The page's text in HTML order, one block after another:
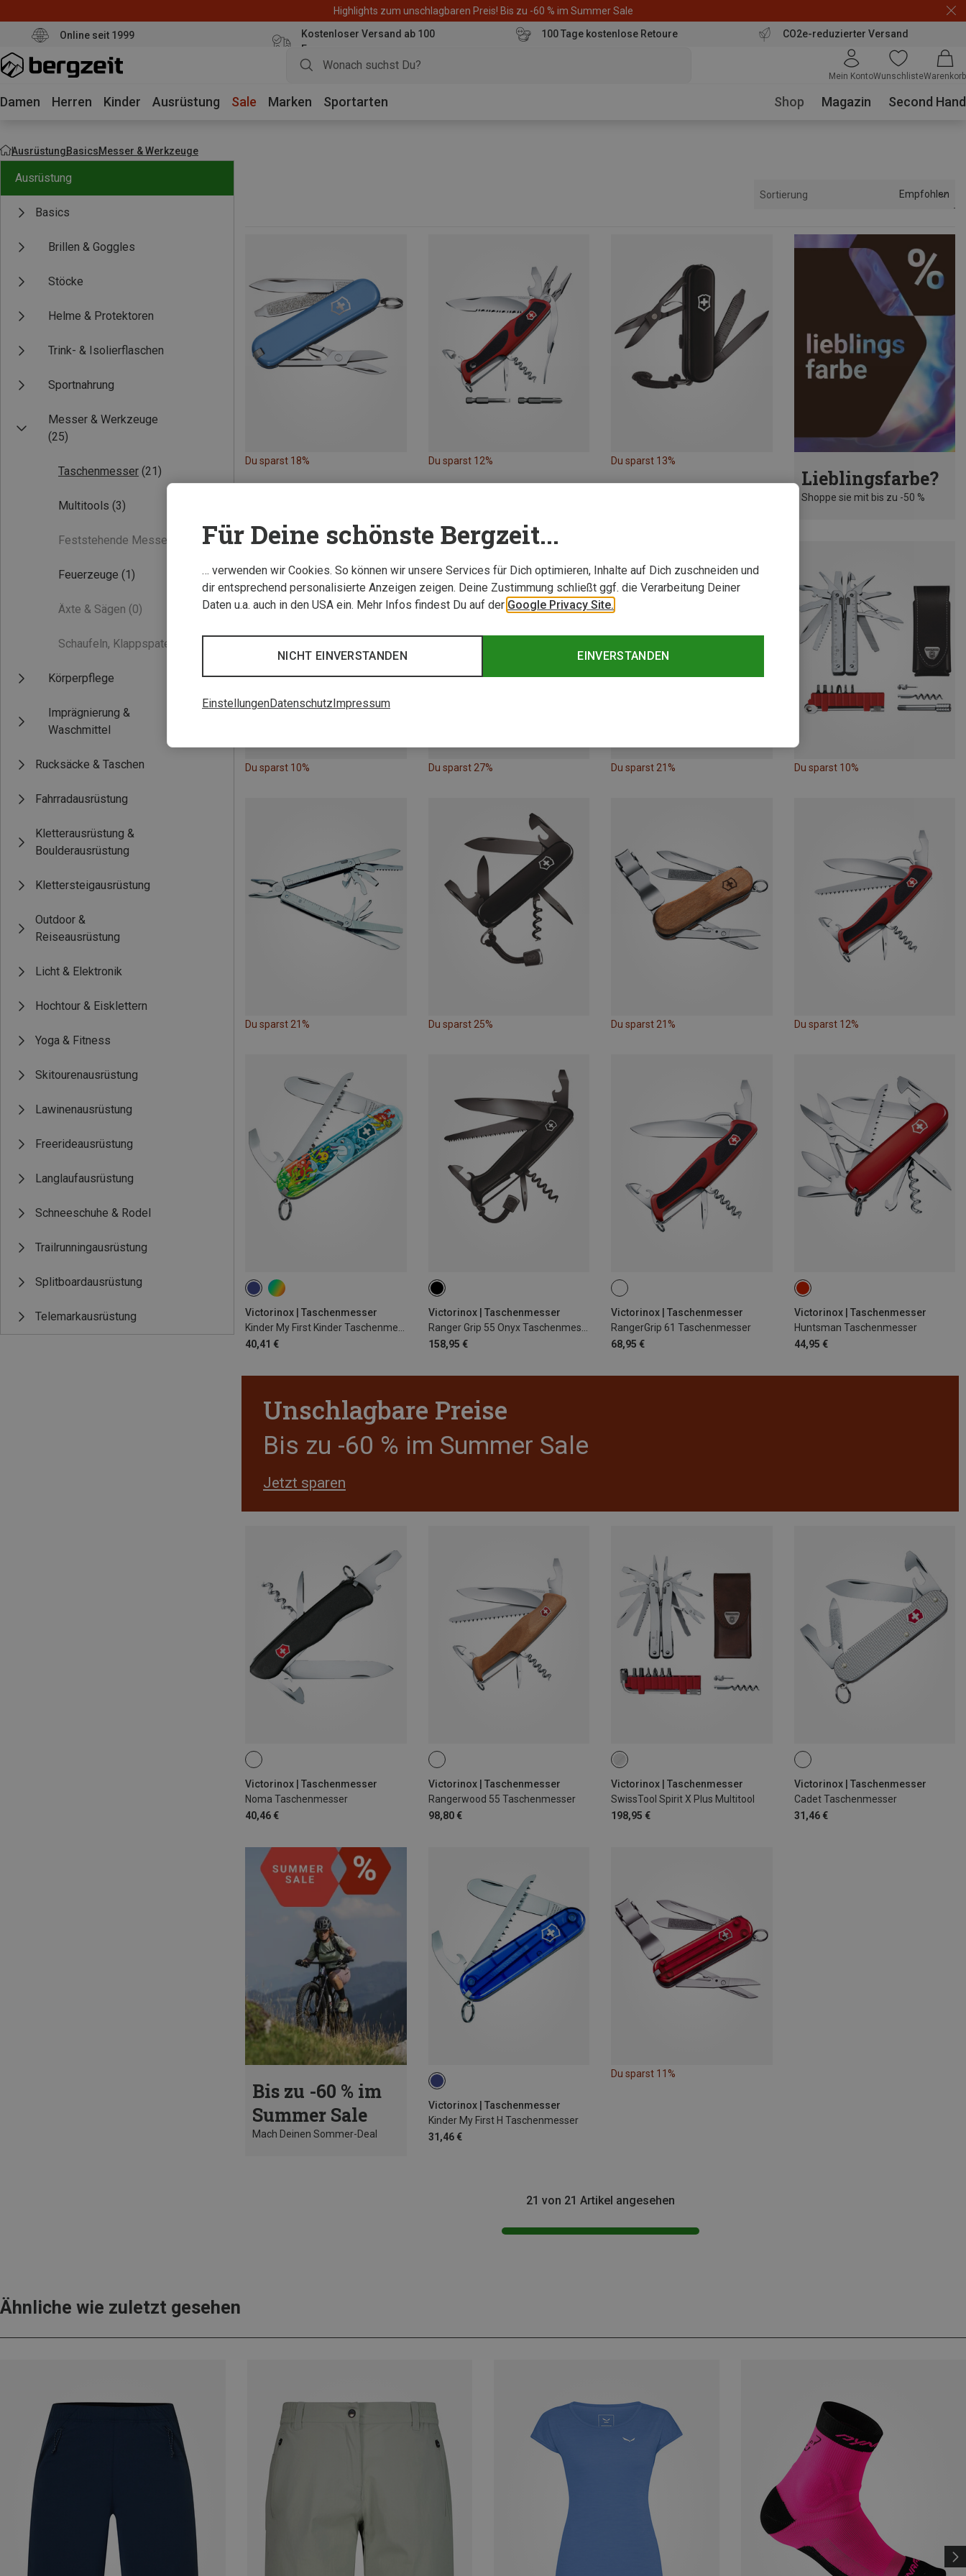
Highlights zum unschlagbaren Preis! Bis zu -60 % im Summer Sale
Online seit 1999
Kostenloser Versand ab 100
Euro
100 Tage kostenlose Retoure CO2e-reduzierter Versand
Mein KontoWunschlisteWarenkorb
Damen Herren Kinder Ausrüstung Sale Marken Sportarten Shop Magazin Second Hand
AusrüstungBasicsMesser & Werkzeuge
Ausrüstung
Basics
Brillen & Goggles
Stöcke
Helme & Protektoren
Trink- & Isolierflaschen
Sportnahrung
Messer & Werkzeuge
(25)
Taschenmesser (21)
Multitools (3)
Feststehende Messer
Feuerzeuge (1)
Äxte & Sägen (0)
Schaufeln, Klappspaten
Körperpflege
Imprägnierung &
Waschmittel
Rucksäcke & Taschen
Fahrradausrüstung
Kletterausrüstung &
Boulderausrüstung
Klettersteigausrüstung
Outdoor &
Reiseausrüstung
Licht & Elektronik
Hochtour & Eisklettern
Yoga & Fitness
Skitourenausrüstung
Lawinenausrüstung
Freerideausrüstung
Langlaufausrüstung
Schneeschuhe & Rodel
Trailrunningausrüstung
Splitboardausrüstung
Telemarkausrüstung
Sortierung Empfohlen
Du sparst 18% Du sparst 12% Du sparst 13%
Lieblingsfarbe?
Shoppe sie mit bis zu -50 %
Du sparst 10% Du sparst 27% Du sparst 21% Du sparst 10%
Du sparst 21% Du sparst 25% Du sparst 21% Du sparst 12%
Victorinox | Taschenmesser
Kinder My First Kinder Taschenmesser
40,41 €
Victorinox | Taschenmesser
Ranger Grip 55 Onyx Taschenmesser
158,95 €
Victorinox | Taschenmesser
RangerGrip 61 Taschenmesser
68,95 €
Victorinox | Taschenmesser
Huntsman Taschenmesser
44,95 €
Unschlagbare Preise
Bis zu -60 % im Summer Sale
Jetzt sparen
Victorinox | Taschenmesser
Noma Taschenmesser
40,46 €
Victorinox | Taschenmesser
Rangerwood 55 Taschenmesser
98,80 €
Victorinox | Taschenmesser
SwissTool Spirit X Plus Multitool
198,95 €
Victorinox | Taschenmesser
Cadet Taschenmesser
31,46 €
Bis zu -60 % im
Summer Sale
Mach Deinen Sommer-Deal
Victorinox | Taschenmesser
Kinder My First H Taschenmesser
31,46 €
Du sparst 11%
21 von 21 Artikel angesehen
Ähnliche wie zuletzt gesehen
Für Deine schönste Bergzeit...
… verwenden wir Cookies. So können wir unsere Services für Dich optimieren, Inhalte auf Dich zuschneiden und
dir entsprechend personalisierte Anzeigen zeigen. Deine Zustimmung schließt ggf. die Verarbeitung Deiner
Daten u.a. auch in den USA ein. Mehr Infos findest Du auf der Google Privacy Site.
EINVERSTANDEN
NICHT EINVERSTANDEN
EinstellungenDatenschutzImpressum